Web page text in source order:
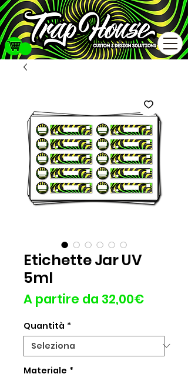
Etichette Jar UV
5ml
A partire da 32,00€Prezzo
Quantità *
Materiale *